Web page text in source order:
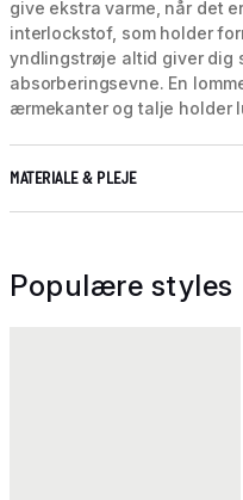
give ekstra varme, når det
interlockstof, som holder
yndlingstrøje altid giver dig
absorberingsevne. En
ærmekanter og talje holder
MATERIALE & PLEJE
Populære styles